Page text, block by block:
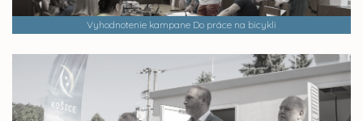
Vyhodnotenie kampane Do práce na bicykli